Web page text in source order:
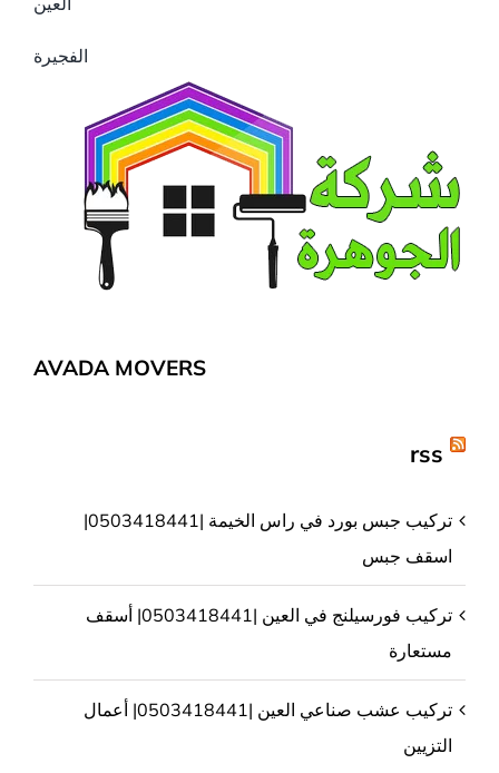
الفجيرة
AVADA MOVERS
rss
تركيب جبس بورد في راس الخيمة |0503418441|
اسقف جبس
تركيب فورسيلنج في العين |0503418441| أسقف
مستعارة
تركيب عشب صناعي العين |0503418441| أعمال
التزيين